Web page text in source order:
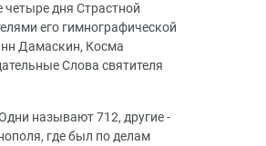
дня Страстной
его гимнографической
Дамаскин, Косма
Слова святителя
называют 712, другие -
где был по делам